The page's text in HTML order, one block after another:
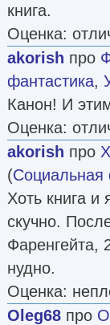
книга.
Оценка:
akorish про
фантастика,
Канон! И
Оценка:
akorish про
(Социальная
Хоть книга и
скучно.
Фаренгейта,
нудно.
Оценка:
Oleg68 про